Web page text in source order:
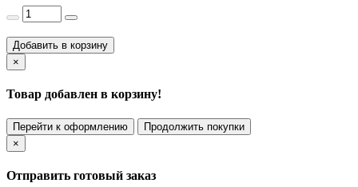
Добавить в корзину
×
Товар добавлен в корзину!
Перейти к оформлению
Продолжить покупки
×
Отправить готовый заказ